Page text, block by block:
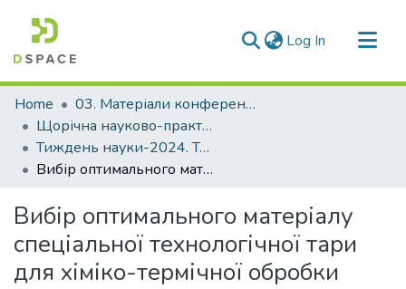
Log In (current)
Communities & Collections
All of DSpace
Statistics
Home
03. Матеріали конференцій та семінарів
Щорічна науково-практична конференція «Тиждень науки»
Тиждень науки-2024. Транспортний факультет
Вибір оптимального матеріалу спеціальної технологічної тари для хіміко-термічної обробки
Вибір оптимального матеріалу
спеціальної технологічної тари
для хіміко-термічної обробки